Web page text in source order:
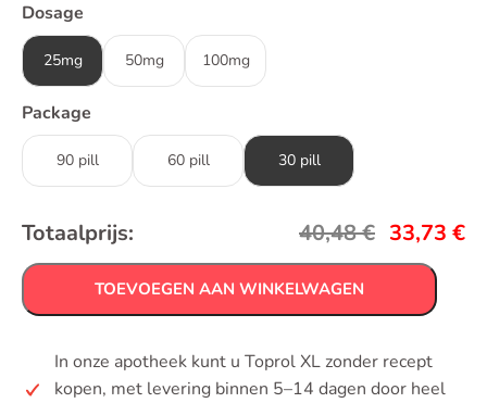
Dosage
25mg 50mg 100mg
Package
90 pill 60 pill 30 pill
Totaalprijs: 40,48€ 33,73 €
TOEVOEGEN AAN WINKELWAGEN
In onze apotheek kunt u Toprol XL zonder recept
kopen, met levering binnen 5–14 dagen door heel